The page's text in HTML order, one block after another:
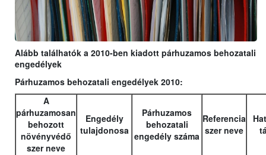
Alább találhatók a 2010-ben kiadott párhuzamos behozatali
engedélyek
Párhuzamos behozatali engedélyek 2010:
A
párhuzamosan
behozott
növényvédő
szer neve
Engedély
tulajdonosa
Párhuzamos
behozatali
engedély száma
Referencia
szer neve